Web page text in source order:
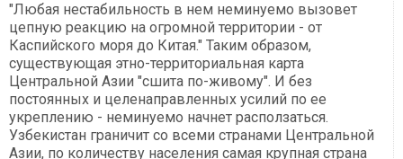
"Любая нестабильность в нем неминуемо вызовет
цепную реакцию на огромной территории - от
Каспийского моря до Китая." Таким образом,
существующая этно-территориальная карта
Центральной Азии "сшита по-живому". И без
постоянных и целенаправленных усилий по ее
укреплению - неминуемо начнет расползаться.
Узбекистан граничит со всеми странами Центральной
Азии, по количеству населения самая крупная страна